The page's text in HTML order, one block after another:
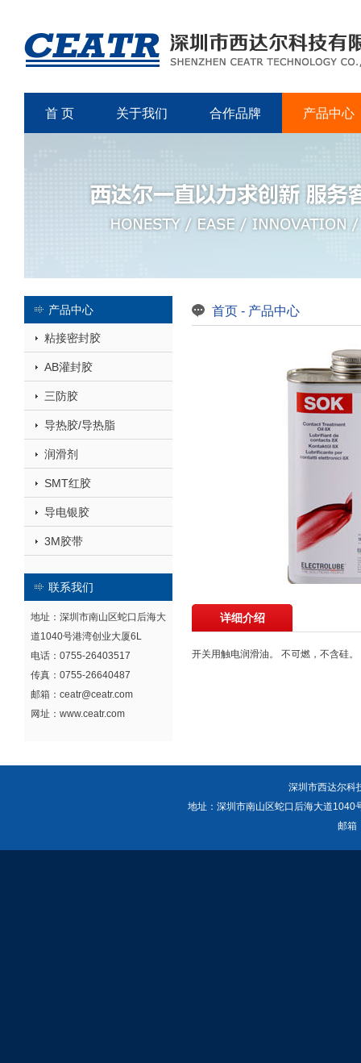
首 页 关于我们 合作品牌 产品中心
产品中心
粘接密封胶
AB灌封胶
三防胶
导热胶/导热脂
润滑剂
SMT红胶
导电银胶
3M胶带
联系我们
地址：深圳市南山区蛇口后海大
道1040号港湾创业大厦6L
电话：0755-26403517
传真：0755-26640487
邮箱：ceatr@ceatr.com
网址：www.ceatr.com
首页- 产品中心
详细介绍
开关用触电润滑油。 不可燃，不含硅
深圳市西达尔科
地址：深圳市南山区蛇口后海大道
邮箱